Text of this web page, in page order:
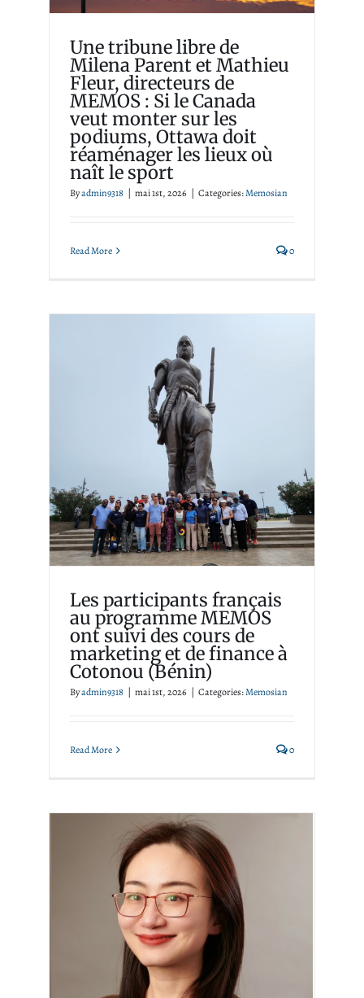
naît le sport
Memosian
Une tribune libre de
Milena Parent et Mathieu
Fleur, directeurs de
MEMOS : Si le Canada
veut monter sur les
podiums, Ottawa doit
réaménager les lieux où
naît le sport
Byadmin9318 | mai 1st, 2026 | Categories:Memosian
Read More 0
Les participants français au
programme MEMOS ont
suivi des cours de
marketing et de finance à
Cotonou (Bénin)
Memosian
Les participants français
au programme MEMOS
ont suivi des cours de
marketing et de finance à
Cotonou (Bénin)
Byadmin9318 | mai 1st, 2026 | Categories:Memosian
Read More 0
MEMOS in English
accueille Shushu Chen,
experte en gouvernance du